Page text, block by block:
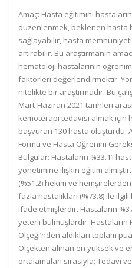
Amaç: Hasta eğitimini
düzenlenmek, beklenen hasta
sağlayabilir, hasta
artırabilir. Bu araştırmanın
hematoloji hastalarının
faktörleri değerlendirmektir.
nitelikte bir araştırmadır. Bu
Mart-Haziran 2021 tarihleri
kemoterapi tedavisi almak için
başvuran 130 hasta oluşturdu.
Formu ve Hasta Öğrenim
Bulgular: Hastaların %33.1’i
yönetimine ilişkin eğitim
(%51.2) hekim ve
fazla hastalıkları (%73.8) ile
ifade etmişlerdir. Hastaların
yeterli bulmuşlardır.
Ölçeği’nden aldıkları toplam
Ölçekten alınan en yüksek ve
ortalamaları sırasıyla; Tedavi